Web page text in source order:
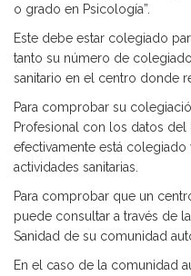
o grado en Psicología”.
Este debe estar colegiado
tanto su número de
sanitario en el centro donde
Para comprobar su
Profesional con los datos
efectivamente está
actividades sanitarias.
Para comprobar que un
puede consultar a través de
Sanidad de su comunidad
En el caso de la comunidad